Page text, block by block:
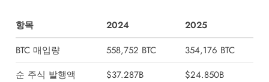
항목 2024
2025
BTC 매입량
558,752 BTC
354,176 BTC
순 주식 발행액
$37.287B $24.850B